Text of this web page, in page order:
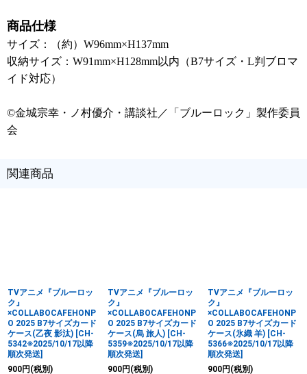
商品仕様
サイズ：（約）W96mm×H137mm
収納サイズ：W91mm×H128mm以内（B7サイズ・L判ブロマ
イド対応）
©金城宗幸・ノ村優介・講談社／「ブルーロック」製作委員
会
関連商品
TVアニメ『ブルーロッ
ク』
×COLLABOCAFEHONP
O 2025 B7サイズカード
ケース(乙夜 影汰) [CH-
5342※2025/10/17以降
順次発送]
900円 (税別)
TVアニメ『ブルーロッ
ク』
×COLLABOCAFEHONP
O 2025 B7サイズカード
ケース(烏 旅人) [CH-
5359※2025/10/17以降
順次発送]
900円 (税別)
TVアニメ『ブルーロッ
ク』
×COLLABOCAFEHONP
O 2025 B7サイズカード
ケース(氷織 羊) [CH-
5366※2025/10/17以降
順次発送]
900円 (税別)